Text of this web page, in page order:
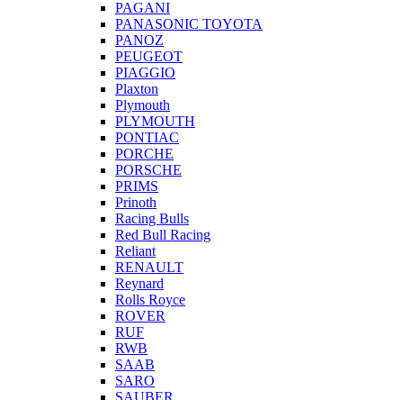
PAGANI
PANASONIC TOYOTA
PANOZ
PEUGEOT
PIAGGIO
Plaxton
Plymouth
PLYMOUTH
PONTIAC
PORCHE
PORSCHE
PRIMS
Prinoth
Racing Bulls
Red Bull Racing
Reliant
RENAULT
Reynard
Rolls Royce
ROVER
RUF
RWB
SAAB
SARO